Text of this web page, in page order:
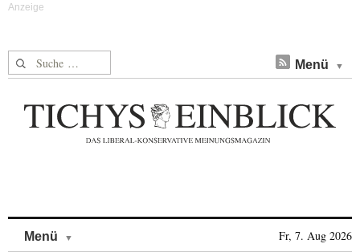
Suche nach: Menü
Menü Fr, 7. Aug 2026